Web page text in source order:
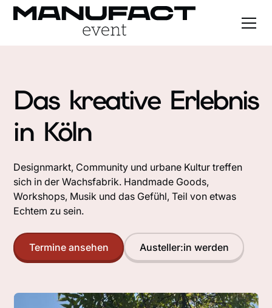
Das kreative Erlebnis
in Köln
Designmarkt, Community und urbane Kultur treffen
sich in der Wachsfabrik. Handmade Goods,
Workshops, Musik und das Gefühl, Teil von etwas
Echtem zu sein.
Termine ansehen Austeller:in werden